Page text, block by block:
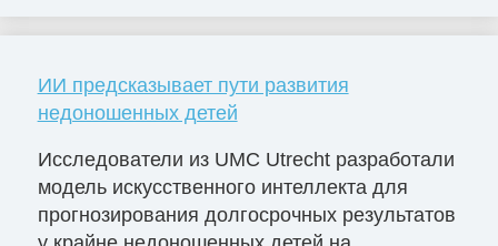
ИИ предсказывает пути развития
недоношенных детей
Исследователи из UMC Utrecht разработали
модель искусственного интеллекта для
прогнозирования долгосрочных результатов